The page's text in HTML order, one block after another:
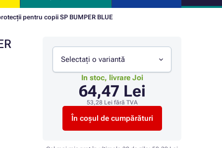
pentru copii SP BUMPER BLUE
Selectați o variantă
In stoc, livrare Joi
64,47 Lei
53,28 Lei fără TVA
În coșul de cumpărături